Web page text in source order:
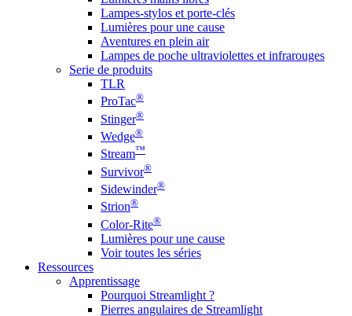
Lampes-stylos et porte-clés
Lumières pour une cause
Aventures en plein air
Lampes de poche ultraviolettes et infrarouges
Serie de produits
TLR
ProTac®
Stinger®
Wedge®
Stream™
Survivor®
Sidewinder®
Strion®
Color-Rite®
Lumières pour une cause
Voir toutes les séries
Ressources
Apprentissage
Pourquoi Streamlight ?
Pierres angulaires de Streamlight